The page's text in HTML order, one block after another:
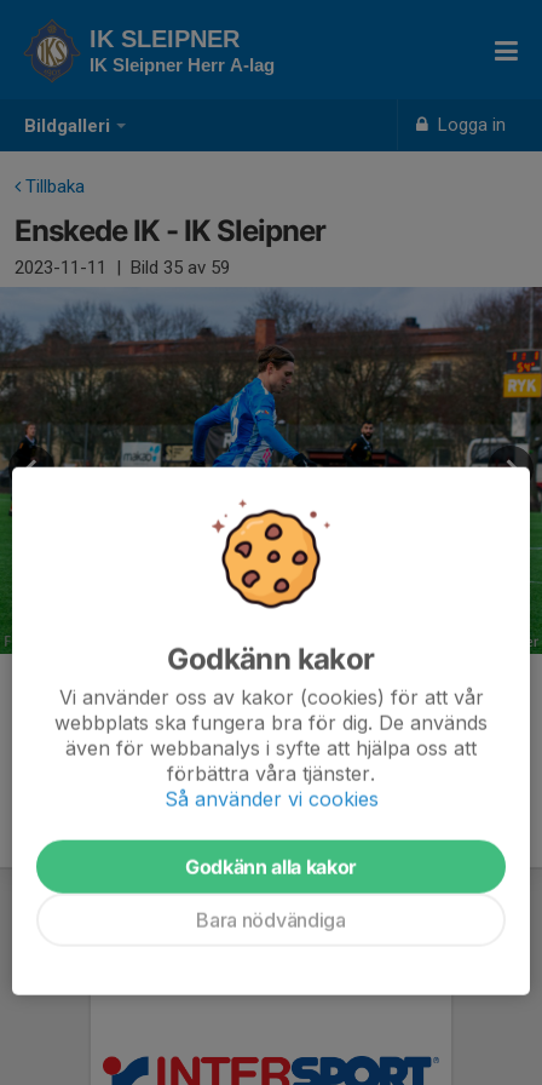
Bildgalleri Logga in
IK SLEIPNER
IK Sleipner Herr A-lag
Tillbaka
Enskede IK - IK Sleipner
2023-11-11 | Bild 35 av 59
Kommentarer
Godkänn kakor
Vi använder oss av kakor (cookies) för att vår
webbplats ska fungera bra för dig. De används
även för webbanalys i syfte att hjälpa oss att
förbättra våra tjänster.
Så använder vi cookies
Godkänn alla kakor
Bara nödvändiga